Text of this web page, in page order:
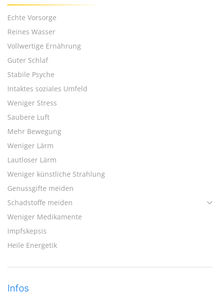
Echte Vorsorge
Reines Wasser
Vollwertige Ernährung
Guter Schlaf
Stabile Psyche
Intaktes soziales Umfeld
Weniger Stress
Saubere Luft
Mehr Bewegung
Weniger Lärm
Lautloser Lärm
Weniger künstliche Strahlung
Genussgifte meiden
Schadstoffe meiden
Weniger Medikamente
Impfskepsis
Heile Energetik
Infos